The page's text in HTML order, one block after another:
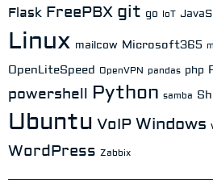
Flask FreePBX git go IoT
Linux mailcow Microsoft365
OpenLiteSpeed OpenVPN pandas php
powershell Python samba
Ubuntu VoIP Windows
WordPress Zabbix